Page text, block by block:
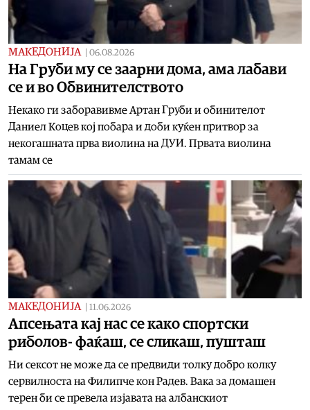
МАКЕДОНИЈА 06.08.2026
На Груби му се заарни дома, ама лабави
се и во Обвинителството
Некако ги заборавивме Артан Груби и обинителот
Даниел Коцев кој побара и доби куќен притвор за
некогашната прва виолина на ДУИ. Првата виолина
тамам се
МАКЕДОНИЈА 11.06.2026
Апсењата кај нас се како спортски
риболов- фаќаш, се сликаш, пушташ
Ни сексот не може да се предвиди толку добро колку
сервилноста на Филипче кон Радев. Вака за домашен
терен би се превела изјавата на албанскиот